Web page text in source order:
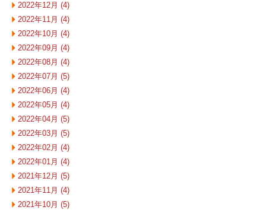
2022年12月 (4)
2022年11月 (4)
2022年10月 (4)
2022年09月 (4)
2022年08月 (4)
2022年07月 (5)
2022年06月 (4)
2022年05月 (4)
2022年04月 (5)
2022年03月 (5)
2022年02月 (4)
2022年01月 (4)
2021年12月 (5)
2021年11月 (4)
2021年10月 (5)